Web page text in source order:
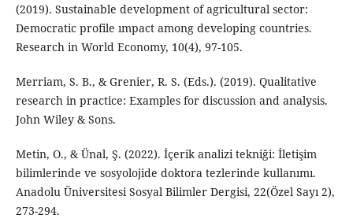
(2019). Sustainable development of agricultural sector:
Democratic profile ımpact among developing countries.
Research in World Economy, 10(4), 97-105.
Merriam, S. B., & Grenier, R. S. (Eds.). (2019). Qualitative
research in practice: Examples for discussion and analysis.
John Wiley & Sons.
Metin, O., & Ünal, Ş. (2022). İçerik analizi tekniği: İletişim
bilimlerinde ve sosyolojide doktora tezlerinde kullanımı.
Anadolu Üniversitesi Sosyal Bilimler Dergisi, 22(Özel Sayı 2),
273-294.